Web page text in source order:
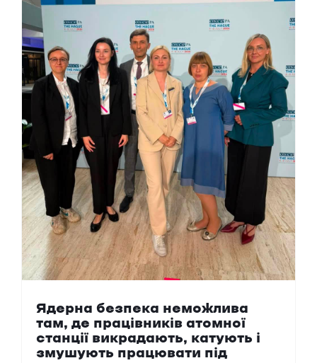
Ядерна безпека неможлива
там, де працівників атомної
станції викрадають, катують і
змушують працювати під